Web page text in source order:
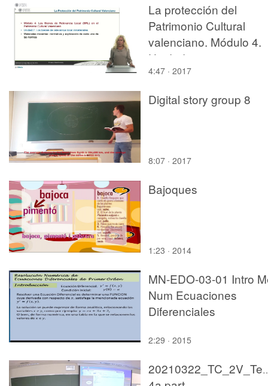
La protección del
Patrimonio Cultural
valenciano. Módulo 4.
Unidad2
4:47 · 2017
Digital story group 8
8:07 · 2017
Bajoques
1:23 · 2014
MN-EDO-03-01 Intro
Num Ecuaciones
Diferenciales
2:29 · 2015